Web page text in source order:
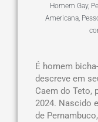
Homem Gay,
Americana,
É homem
descreve em
Caem do Teto,
2024. Nascido
de